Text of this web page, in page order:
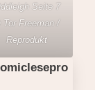
Seite 7
Tor Freeman /
Reprodukt